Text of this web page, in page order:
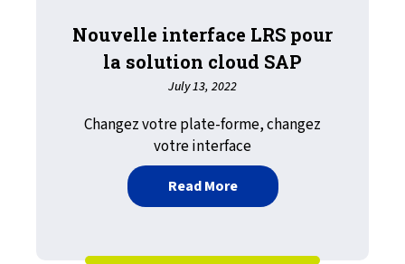
Nouvelle interface LRS pour
la solution cloud SAP
July 13, 2022
Changez votre plate-forme, changez
votre interface
Read Moreabout Nouvelle interface